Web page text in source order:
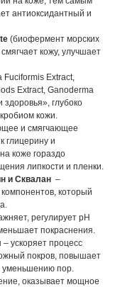
антиоксидантный и
(биофермент морских
кожу, улучшает
Fuciformis Extract,
Extract, Ganoderma
здоровья», глубоко
кожи.
и смягчающее
глицерину и
коже гораздо
липкости и пленки.
и Сквалан –
который
регулирует pH
покраснения.
ускоряет процесс
покров, повышает
уменьшению пор.
оказывает мощное